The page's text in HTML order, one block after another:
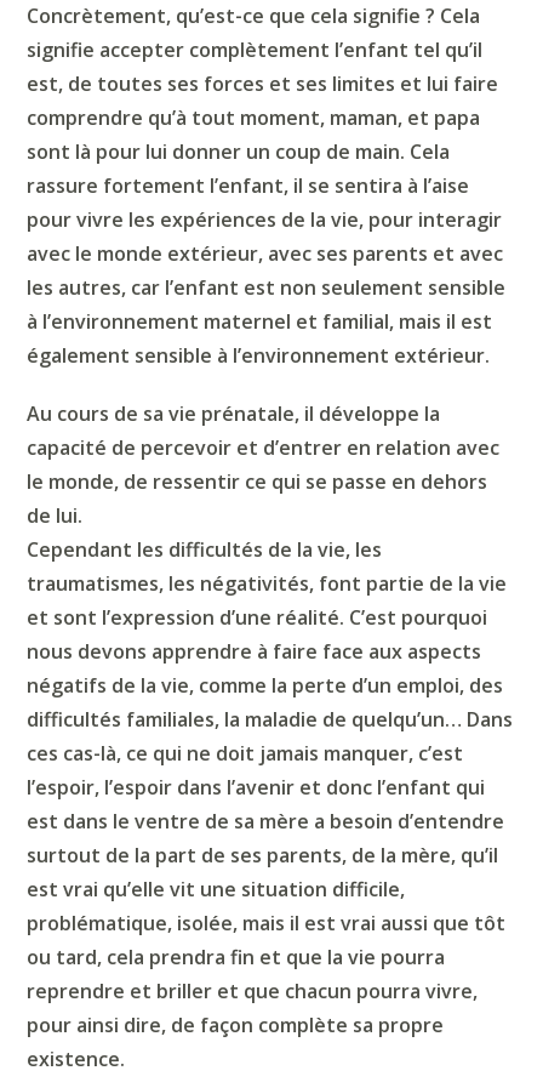
Concrètement, qu’est-ce que cela signifie ? Cela
signifie accepter complètement l’enfant tel qu’il
est, de toutes ses forces et ses limites et lui faire
comprendre qu’à tout moment, maman, et papa
sont là pour lui donner un coup de main. Cela
rassure fortement l’enfant, il se sentira à l’aise
pour vivre les expériences de la vie, pour interagir
avec le monde extérieur, avec ses parents et avec
les autres, car l’enfant est non seulement sensible
à l’environnement maternel et familial, mais il est
également sensible à l’environnement extérieur.
Au cours de sa vie prénatale, il développe la
capacité de percevoir et d’entrer en relation avec
le monde, de ressentir ce qui se passe en dehors
de lui.
Cependant les difficultés de la vie, les
traumatismes, les négativités, font partie de la vie
et sont l’expression d’une réalité. C’est pourquoi
nous devons apprendre à faire face aux aspects
négatifs de la vie, comme la perte d’un emploi, des
difficultés familiales, la maladie de quelqu’un… Dans
ces cas-là, ce qui ne doit jamais manquer, c’est
l’espoir, l’espoir dans l’avenir et donc l’enfant qui
est dans le ventre de sa mère a besoin d’entendre
surtout de la part de ses parents, de la mère, qu’il
est vrai qu’elle vit une situation difficile,
problématique, isolée, mais il est vrai aussi que tôt
ou tard, cela prendra fin et que la vie pourra
reprendre et briller et que chacun pourra vivre,
pour ainsi dire, de façon complète sa propre
existence.